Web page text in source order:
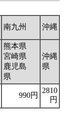
南九州 沖縄
熊本県
宮崎県
鹿児島
県
沖縄
県
990円
2810
円